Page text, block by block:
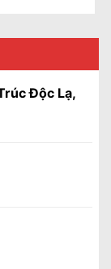
Độc Lạ,